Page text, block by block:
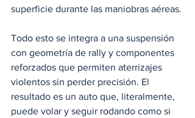
superficie durante las maniobras aéreas.
Todo esto se integra a una suspensión
con geometría de rally y componentes
reforzados que permiten aterrizajes
violentos sin perder precisión. El
resultado es un auto que, literalmente,
puede volar y seguir rodando como si